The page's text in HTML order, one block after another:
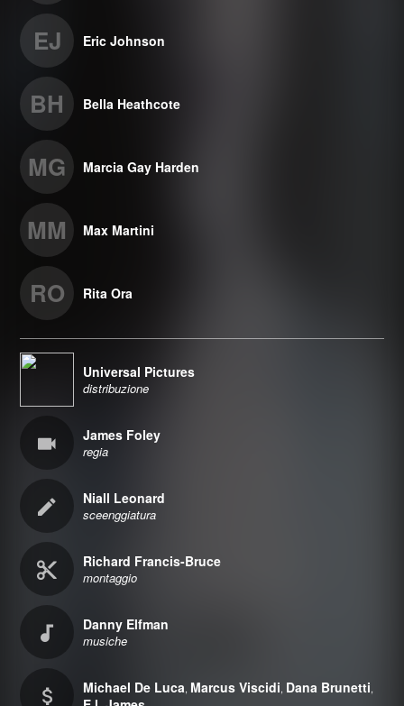
EJ Eric Johnson
BH Bella Heathcote
MG Marcia Gay Harden
MM Max Martini
RO Rita Ora
Universal Pictures
distribuzione
James Foley
regia
Niall Leonard
sceenggiatura
Richard Francis-Bruce
montaggio
Danny Elfman
musiche
Michael De Luca, Marcus Viscidi, Dana Brunetti,